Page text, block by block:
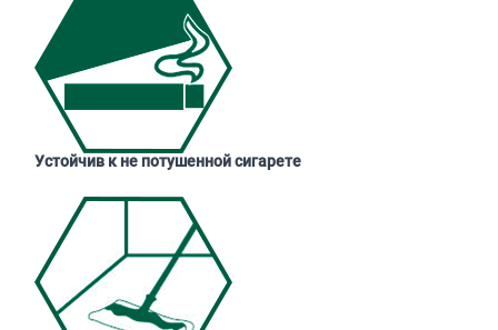
Устойчив к не потушенной сигарете